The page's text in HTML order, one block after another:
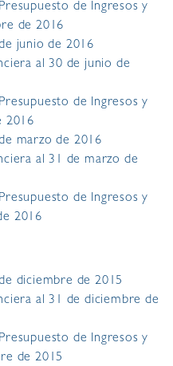
de Ingresos y
de 2016
junio de 2016
al 30 de junio de
de Ingresos y
2016
marzo de 2016
al 31 de marzo de
de Ingresos y
2016
diciembre de 2015
al 31 de diciembre de
de Ingresos y
de 2015